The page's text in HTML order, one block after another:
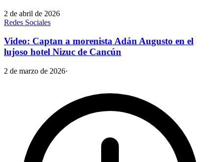
2 de abril de 2026
Redes Sociales
Video: Captan a morenista Adán Augusto en el
lujoso hotel Nizuc de Cancún
2 de marzo de 2026·